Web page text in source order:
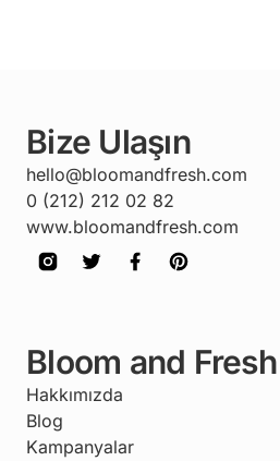
Bize Ulaşın
hello@bloomandfresh.com
0 (212) 212 02 82
www.bloomandfresh.com
Bloom and Fresh
Hakkımızda
Blog
Kampanyalar